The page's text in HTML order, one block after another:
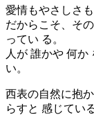
愛情もやさしさ
だからこそ、そ
ってい る。
人が 誰かや 何か
い。
西表の自然に抱
らすと 感じている